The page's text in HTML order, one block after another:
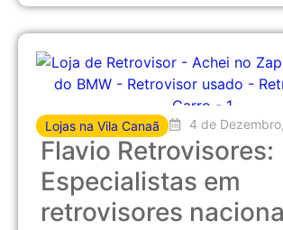
Lojas na Vila Canaã 4 de
Flavio Retrovisores:
Especialistas em
retrovisores